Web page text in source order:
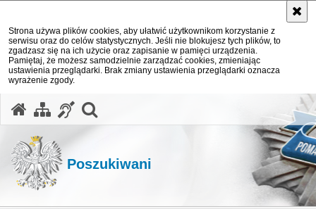
Strona używa plików cookies, aby ułatwić użytkownikom korzystanie z
serwisu oraz do celów statystycznych. Jeśli nie blokujesz tych plików, to
zgadzasz się na ich użycie oraz zapisanie w pamięci urządzenia.
Pamiętaj, że możesz samodzielnie zarządzać cookies, zmieniając
ustawienia przeglądarki. Brak zmiany ustawienia przeglądarki oznacza
wyrażenie zgody.
Poszukiwani